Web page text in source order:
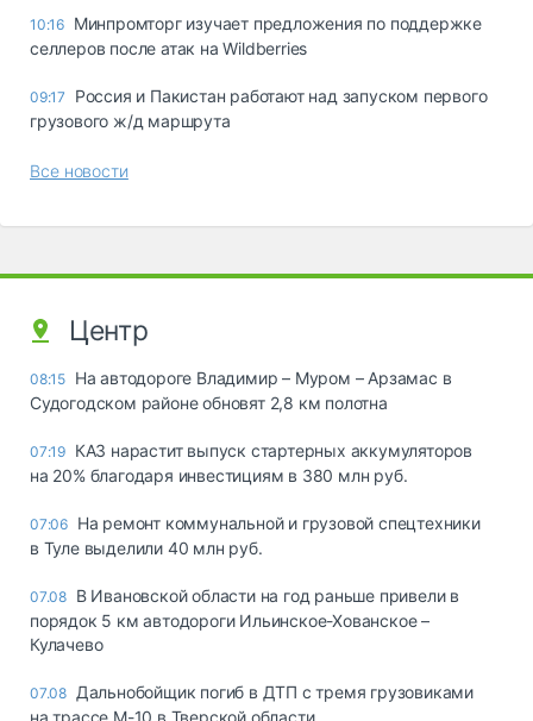
10:16 Минпромторг изучает предложения по поддержке
селлеров после атак на Wildberries
09:17
Россия и Пакистан работают над запуском первого
грузового ж/д маршрута
Все новости
Центр
08:15 На автодороге Владимир – Муром – Арзамас в
Судогодском районе обновят 2,8 км полотна
07:19 КАЗ нарастит выпуск стартерных аккумуляторов
на 20% благодаря инвестициям в 380 млн руб.
07:06 На ремонт коммунальной и грузовой спецтехники
в Туле выделили 40 млн руб.
07.08 В Ивановской области на год раньше привели в
порядок 5 км автодороги Ильинское-Хованское –
Кулачево
07.08 Дальнобойщик погиб в ДТП с тремя грузовиками
на трассе М-10 в Тверской области